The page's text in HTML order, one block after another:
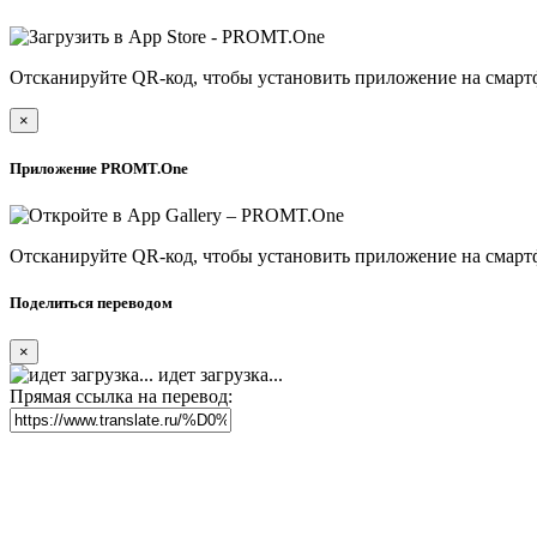
Отсканируйте QR-код, чтобы установить приложение на
×
Приложение PROMT.One
Отсканируйте QR-код, чтобы установить приложение на
Поделиться переводом
×
идет загрузка...
Прямая ссылка на перевод: